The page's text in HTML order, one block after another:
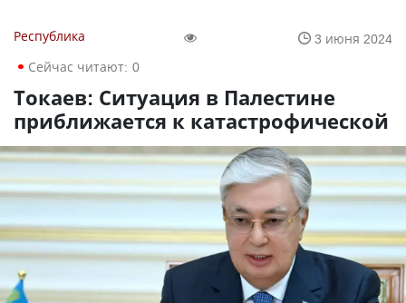
Республика
3 июня 2024
Сейчас читают: 0
Токаев: Ситуация в Палестине
приближается к катастрофической